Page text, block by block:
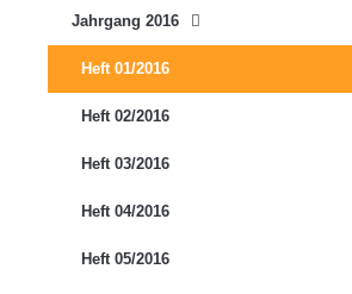
Jahrgang 2016
Heft 01/2016
Heft 02/2016
Heft 03/2016
Heft 04/2016
Heft 05/2016